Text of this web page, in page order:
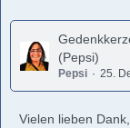
(Pepsi)
Pepsi 25.
Vielen lieben